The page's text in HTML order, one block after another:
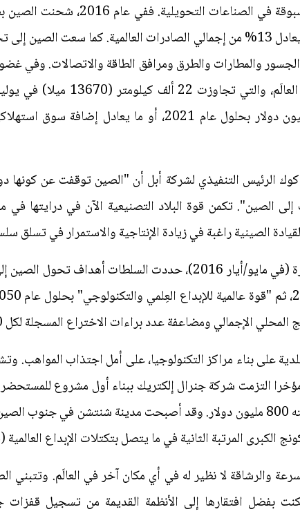
أميركي إلى مختلف أنحاء العالَم، وهو ما يعادل 13% من إجمالي الصادرات
والمطارات والطرق ومرافق الطاقة والاتصالات. وفي
الاستهلاك السنوي بما يقرب من 2 تريليون دولار بحلول عام
الرئيس التنفيذي لشركة أبل أن "الصين توقفت عن كونها
الصين". تكمن قوة البلاد التصنيعية الآن في درايتها
الصينية راغبة في زيادة الإنتاجية والاستمرار في تسلق
على بناء مراكز التكنولوجيا، على أمل اجتذاب المواهب.
التزمت شركة جنرال إلكتريك ببناء أول مشروع
الحرم البيولوجي الذي بلغت تكاليف إقامته 800 مليون دولار. وقد أصبحت مدينة
المرتبة الثانية في ما يتصل بتكتلات الإبداع
والرشاقة لا نظير له في أي مكان آخر في العالَم. وتتبني
بفضل افتقارها إلى الأنظمة القديمة من تسجيل